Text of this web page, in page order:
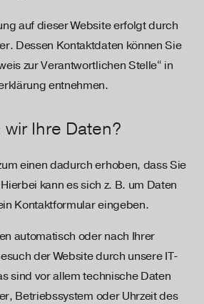
auf dieser Website erfolgt durch
Dessen Kontaktdaten können Sie
zur Verantwortlichen Stelle“ in
entnehmen.
Ihre Daten?
einen dadurch erhoben, dass Sie
kann es sich z. B. um Daten
Kontaktformular eingeben.
automatisch oder nach Ihrer
der Website durch unsere IT-
sind vor allem technische Daten
Betriebssystem oder Uhrzeit des